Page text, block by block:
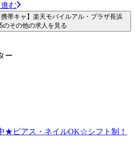
む
帯キャ】楽天モバイルアル・プラザ長浜
のその他の求人を見る
ー
★ピアス・ネイルOK☆シフト制！